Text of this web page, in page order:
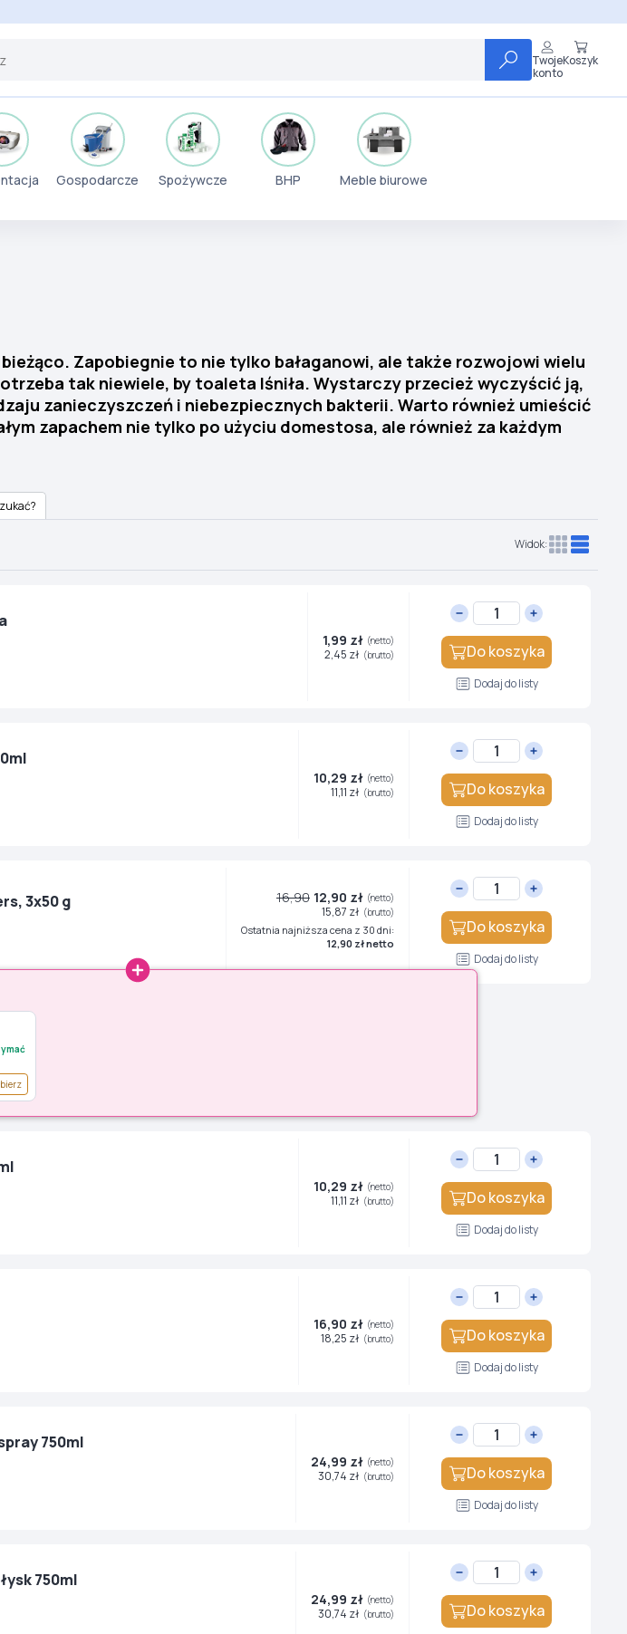
Twoje
konto
Koszyk
Gospodarcze Spożywcze BHP Meble biurowe
Zapobiegnie to nie tylko bałaganowi, ale także rozwojowi wielu
tak niewiele, by toaleta lśniła. Wystarczy przecież wyczyścić ją,
zanieczyszczeń i niebezpiecznych bakterii. Warto również umieścić
zapachem nie tylko po użyciu domestosa, ale również za każdym
Widok:
1,99 zł (netto)
2,45 zł (brutto) Do koszyka
Dodaj do listy
10,29 zł (netto)
11,11 zł (brutto) Do koszyka
Dodaj do listy
3x50 g 16,90 12,90 zł (netto)
15,87 zł (brutto)
Ostatnia najniższa cena z 30 dni:
12,90 zł netto
Do koszyka
Dodaj do listy
10,29 zł (netto)
11,11 zł (brutto) Do koszyka
Dodaj do listy
16,90 zł (netto)
18,25 zł (brutto) Do koszyka
Dodaj do listy
750ml
24,99 zł (netto)
30,74 zł (brutto) Do koszyka
Dodaj do listy
750ml
24,99 zł (netto)
30,74 zł (brutto) Do koszyka